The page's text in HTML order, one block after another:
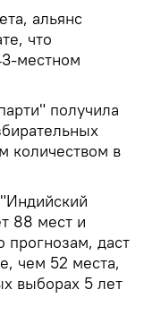
альянс
что
местном
получила
количеством в
88 мест и
прогнозам, даст
чем 52 места,
выборах 5 лет